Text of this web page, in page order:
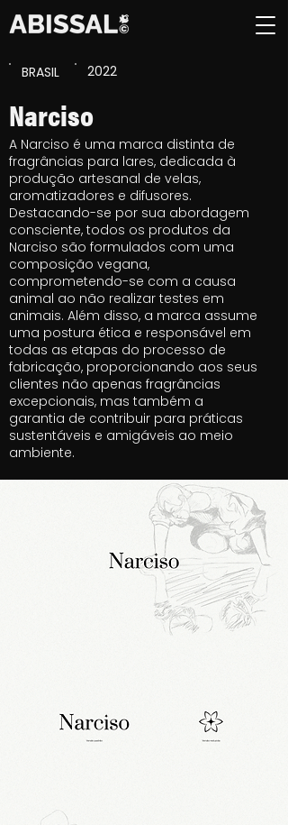
BRASIL 2022
Narciso
A Narciso é uma marca distinta de
fragrâncias para lares, dedicada à
produção artesanal de velas,
aromatizadores e difusores.
Destacando-se por sua abordagem
consciente, todos os produtos da
Narciso são formulados com uma
composição vegana,
comprometendo-se com a causa
animal ao não realizar testes em
animais. Além disso, a marca assume
uma postura ética e responsável em
todas as etapas do processo de
fabricação, proporcionando aos seus
clientes não apenas fragrâncias
excepcionais, mas também a
garantia de contribuir para práticas
sustentáveis e amigáveis ao meio
ambiente.